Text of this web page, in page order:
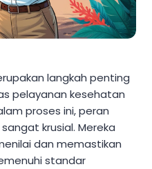
langkah penting
pelayanan kesehatan
proses ini, peran
krusial. Mereka
dan memastikan
standar